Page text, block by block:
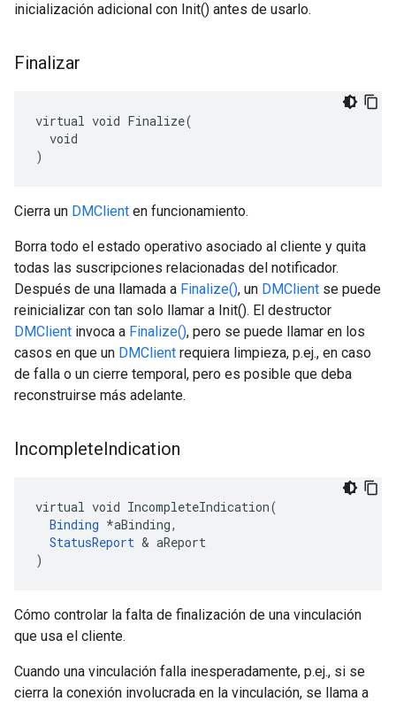
inicialización adicional con Init() antes de usarlo.
Finalizar
virtual void Finalize(
  void
)
Cierra un DMClient en funcionamiento.
Borra todo el estado operativo asociado al cliente y quita
todas las suscripciones relacionadas del notificador.
Después de una llamada a Finalize(), un DMClient se puede
reinicializar con tan solo llamar a Init(). El destructor
DMClient invoca a Finalize(), pero se puede llamar en los
casos en que un DMClient requiera limpieza, p.ej., en caso
de falla o un cierre temporal, pero es posible que deba
reconstruirse más adelante.
IncompleteIndication
virtual void IncompleteIndication(
Binding *aBinding,
StatusReport & aReport
)
Cómo controlar la falta de finalización de una vinculación
que usa el cliente.
Cuando una vinculación falla inesperadamente, p.ej., si se
cierra la conexión involucrada en la vinculación, se llama a